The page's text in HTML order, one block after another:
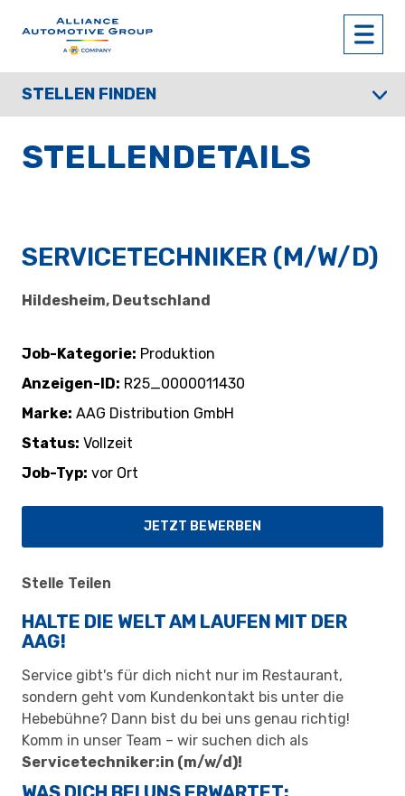
STELLEN FINDEN
STELLENDETAILS
SERVICETECHNIKER (M/W/D)
Hildesheim, Deutschland
Job-Kategorie Produktion
Anzeigen-ID
R25_0000011430
Marke AAG Distribution GmbH
Status Vollzeit
Job-Typ vor Ort
JETZT BEWERBEN
Stelle Teilen
HALTE DIE WELT AM LAUFEN MIT DER
AAG!
Service gibt's für dich nicht nur im Restaurant,
sondern geht vom Kundenkontakt bis unter die
Hebebühne? Dann bist du bei uns genau richtig!
Komm in unser Team – wir suchen dich als
Servicetechniker:in (m/w/d)!